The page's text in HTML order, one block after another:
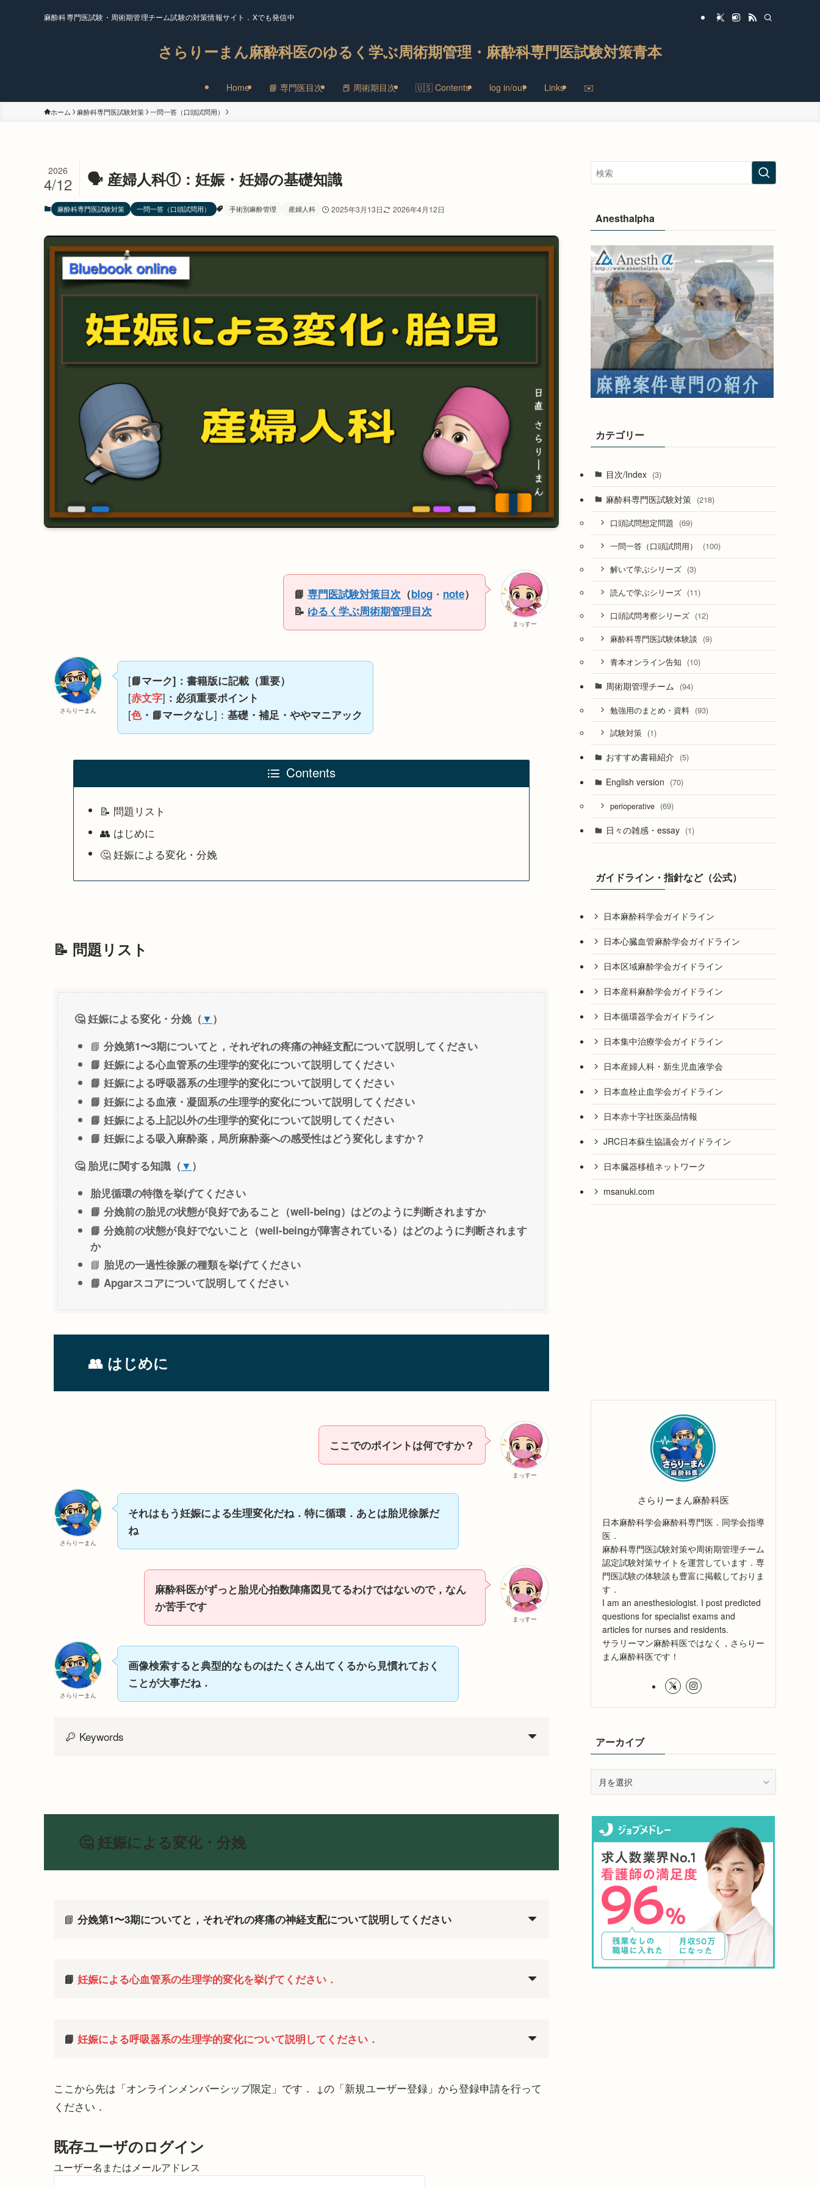
麻酔科専門医試験・周術期管理チーム試験の対策情報サイト．Xでも発信中
さらりーまん麻酔科医のゆるく学ぶ周術期管理・麻酔科専門医試験対策青本
Home 📘 専門医目次 📕 周術期目次 🇺🇸 Contents log in/out Links ✉️
ホーム 麻酔科専門医試験対策 一問一答（口頭試問用）
🗣️ 産婦人科①：妊娠・妊婦の基礎知識
2026
4/12
麻酔科専門医試験対策 一問一答（口頭試問用） 手術別麻酔管理 産婦人科 2025年3月13日 2026年4月12日
まっすー
📘 専門医試験対策目次 （blog ・ note）
📝 ゆるく学ぶ周術期管理目次
さらりーまん
[📘マーク]：書籍版に記載（重要）
[赤文字] ：必須重要ポイント
[色・📘マークなし]： 基礎・補足・ややマニアック
Contents
📝 問題リスト
👥 はじめに
🤔 妊娠による変化・分娩
📝 問題リスト
🤔 妊娠による変化・分娩（ ▼ ）
📘 分娩第1〜3期についてと，それぞれの疼痛の神経支配について説明してください
📘 妊娠による心血管系の生理学的変化について説明してください
📘 妊娠による呼吸器系の生理学的変化について説明してください
📘 妊娠による血液・凝固系の生理学的変化について説明してください
📘 妊娠による上記以外の生理学的変化について説明してください
📘 妊娠による吸入麻酔薬，局所麻酔薬への感受性はどう変化しますか？
🤔 胎児に関する知識（ ▼ ）
胎児循環の特徴を挙げてください
📘 分娩前の胎児の状態が良好であること（well-being）はどのように判断されますか
📘 分娩前の状態が良好でないこと（well-beingが障害されている）はどのように判断されます
か
📘 胎児の一過性徐脈の種類を挙げてください
📘 Apgarスコアについて説明してください
👥 はじめに
まっすー
ここでのポイントは何ですか？
さらりーまん
それはもう妊娠による生理変化だね．特に循環．あとは胎児徐脈だ
ね
まっすー
麻酔科医がずっと胎児心拍数陣痛図見てるわけではないので，なん
か苦手です
さらりーまん
画像検索すると典型的なものはたくさん出てくるから見慣れておく
ことが大事だね．
Keywords
🤔 妊娠による変化・分娩
📘 分娩第1〜3期についてと，それぞれの疼痛の神経支配について説明してください
📘 妊娠による心血管系の生理学的変化を挙げてください．
📘 妊娠による呼吸器系の生理学的変化について説明してください．
ここから先は「オンラインメンバーシップ限定」です． ↓の「新規ユーザー登録」から登録申請を行って
ください．
既存ユーザのログイン
ユーザー名またはメールアドレス
Anesthalpha
カテゴリー
目次/Index (3)
麻酔科専門医試験対策 (218)
口頭試問想定問題 (69)
一問一答（口頭試問用） (100)
解いて学ぶシリーズ (3)
読んで学ぶシリーズ (11)
口頭試問考察シリーズ (12)
麻酔科専門医試験体験談 (9)
青本オンライン告知 (10)
周術期管理チーム (94)
勉強用のまとめ・資料 (93)
試験対策 (1)
おすすめ書籍紹介 (5)
English version (70)
perioperative (69)
日々の雑感・essay (1)
ガイドライン・指針など（公式）
日本麻酔科学会ガイドライン
日本心臓血管麻酔学会ガイドライン
日本区域麻酔学会ガイドライン
日本産科麻酔学会ガイドライン
日本循環器学会ガイドライン
日本集中治療学会ガイドライン
日本産婦人科・新生児血液学会
日本血栓止血学会ガイドライン
日本赤十字社医薬品情報
JRC日本蘇生協議会ガイドライン
日本臓器移植ネットワーク
msanuki.com
さらりーまん麻酔科医
日本麻酔科学会麻酔科専門医．同学会指導
医．
麻酔科専門医試験対策や周術期管理チーム
認定試験対策サイトを運営しています．専
門医試験の体験談も豊富に掲載しておりま
す．
I am an anesthesiologist. I post predicted
questions for specialist exams and
articles for nurses and residents.
サラリーマン麻酔科医ではなく，さらりー
まん麻酔科医です！
アーカイブ
イ